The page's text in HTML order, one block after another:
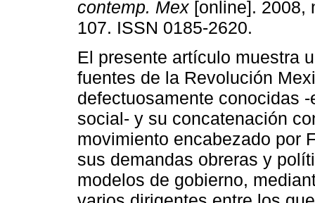
contemp. Mex [online]. 2008,
107. ISSN 0185-2620.
El presente artículo muestra
fuentes de la Revolución
defectuosamente conocidas
social- y su concatenación
movimiento encabezado por
sus demandas obreras y
modelos de gobierno,